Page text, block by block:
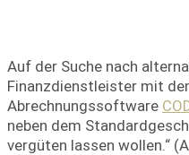
Auf der Suche nach
Finanzdienstleister mit
Abrechnungssoftware
neben dem
vergüten lassen wollen.“